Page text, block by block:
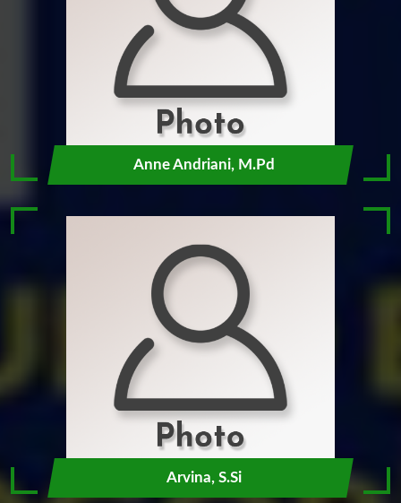
Anne Andriani, M.Pd
Arvina, S.Si